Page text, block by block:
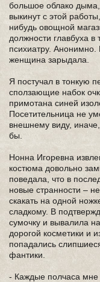
большое облако
выкинут с этой
нибудь овощной
должности главбуха
психиатру.
женщина зарыдала.
Я постучал в тонкую
сползающие набок
примотана синей
Посетительница не
внешнему виду,
бы.
Нонна Игоревна
костюма довольно
поведала, что в
новые странности –
скакать на одной
сладкому. В
сумочку и вывалила
дорогой косметики и
попадались
фантики.
- Каждые полчаса мне